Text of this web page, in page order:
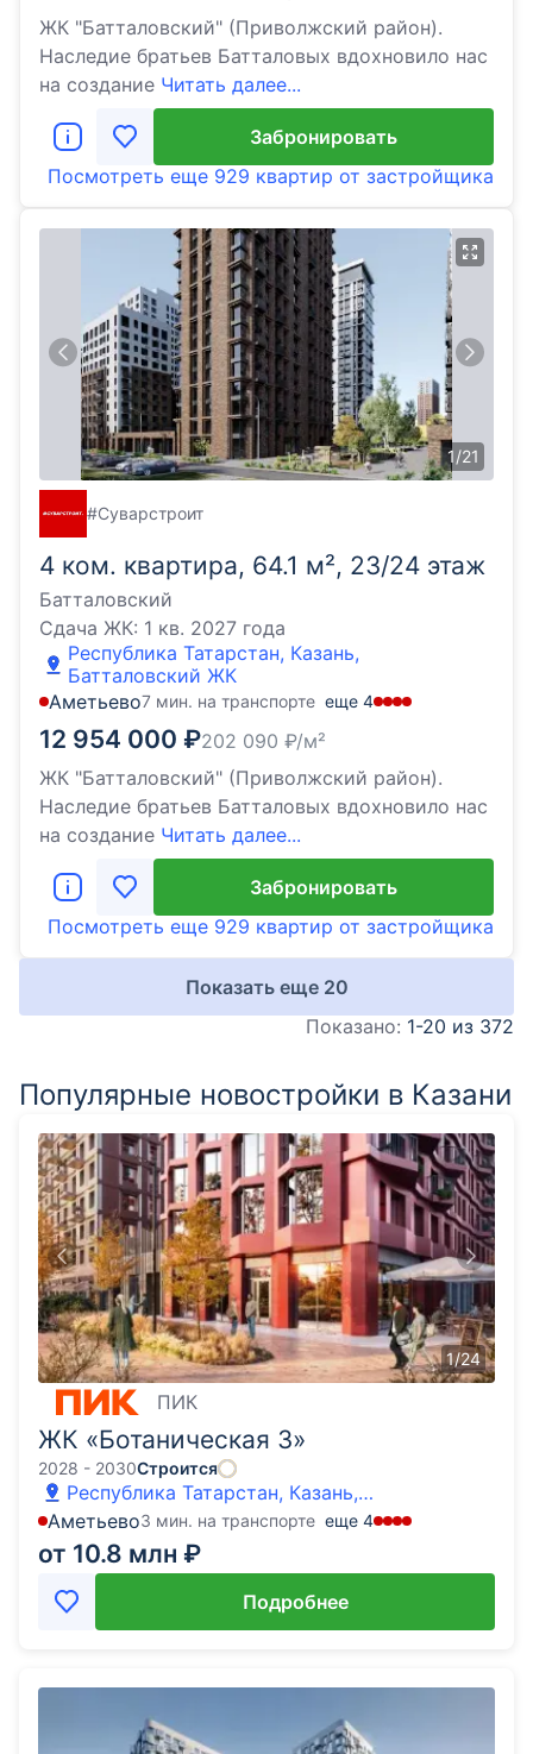
ЖК "Батталовский" (Приволжский район).
Наследие братьев Батталовых вдохновило нас
на создание Читать далее...
Забронировать
Посмотреть еще 929 квартир от застройщика
1/21
4 ком. квартира, 64.1 м², 23/24 этаж
Батталовский
Сдача ЖК: 1 кв. 2027 года
Республика Татарстан, Казань,
Батталовский ЖК
Аметьево7 мин. на транспорте еще 4
12 954 000 ₽202 090 ₽/м²
ЖК "Батталовский" (Приволжский район).
Наследие братьев Батталовых вдохновило нас
на создание Читать далее...
#Суварстроит
Забронировать
Посмотреть еще 929 квартир от застройщика
Показать еще 20
Показано: 1-20 из 372
Популярные новостройки в Казани
1/24
ПИК
ЖК «Ботаническая 3»
2028 - 2030Строится
Республика Татарстан, Казань,
Ботаническая 3 ЖК
Аметьево3 мин. на транспорте еще 4
от 10.8 млн ₽
Подробнее